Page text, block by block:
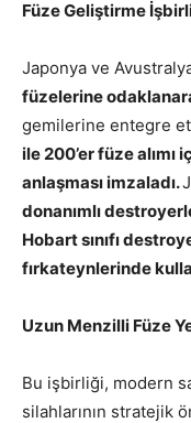
Füze Geliştirme
Japonya ve
füzelerine
gemilerine entegre
ile 200’er füze alımı
anlaşması imzaladı.
donanımlı
Hobart sınıfı
fırkateynlerinde
Uzun Menzilli Füze
Bu işbirliği, modern
silahlarının stratejik